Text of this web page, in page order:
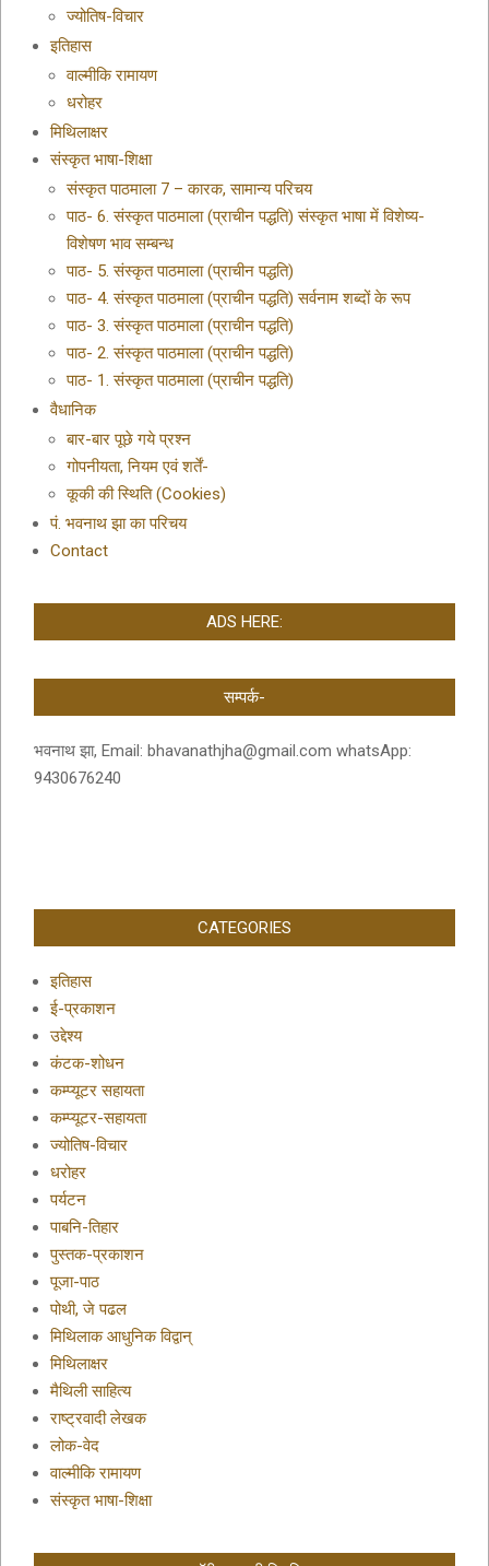
ज्योतिष-विचार
इतिहास
वाल्मीकि रामायण
धरोहर
मिथिलाक्षर
संस्कृत भाषा-शिक्षा
संस्कृत पाठमाला 7 – कारक, सामान्य परिचय
पाठ- 6. संस्कृत पाठमाला (प्राचीन पद्धति) संस्कृत भाषा में विशेष्य-
विशेषण भाव सम्बन्ध
पाठ- 5. संस्कृत पाठमाला (प्राचीन पद्धति)
पाठ- 4. संस्कृत पाठमाला (प्राचीन पद्धति) सर्वनाम शब्दों के रूप
पाठ- 3. संस्कृत पाठमाला (प्राचीन पद्धति)
पाठ- 2. संस्कृत पाठमाला (प्राचीन पद्धति)
पाठ- 1. संस्कृत पाठमाला (प्राचीन पद्धति)
वैधानिक
बार-बार पूछे गये प्रश्न
गोपनीयता, नियम एवं शर्तें-
कूकी की स्थिति (Cookies)
पं. भवनाथ झा का परिचय
Contact
ADS HERE:
सम्पर्क-
भवनाथ झा, Email: bhavanathjha@gmail.com whatsApp:
9430676240
CATEGORIES
इतिहास
ई-प्रकाशन
उद्देश्य
कंटक-शोधन
कम्प्यूटर सहायता
कम्प्यूटर-सहायता
ज्योतिष-विचार
धरोहर
पर्यटन
पाबनि-तिहार
पुस्तक-प्रकाशन
पूजा-पाठ
पोथी, जे पढल
मिथिलाक आधुनिक विद्वान्
मिथिलाक्षर
मैथिली साहित्य
राष्ट्रवादी लेखक
लोक-वेद
वाल्मीकि रामायण
संस्कृत भाषा-शिक्षा